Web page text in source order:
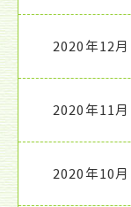
2020年12月
2020年11月
2020年10月